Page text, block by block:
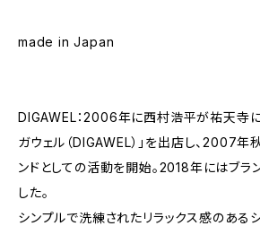
made in Japan
DIGAWEL：2006年に西村浩平が祐天寺に
ガウェル（DIGAWEL）」を出店し、2007年
ンドとしての活動を開始。2018年にはブラ
した。
シンプルで洗練されたリラックス感のある